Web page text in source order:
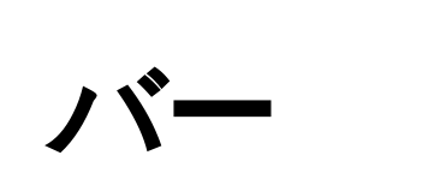
バー